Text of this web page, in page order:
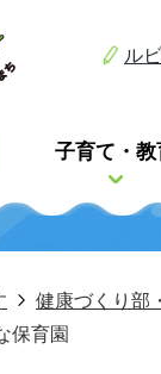
ル
子育て・教
健康づくり部
保育園